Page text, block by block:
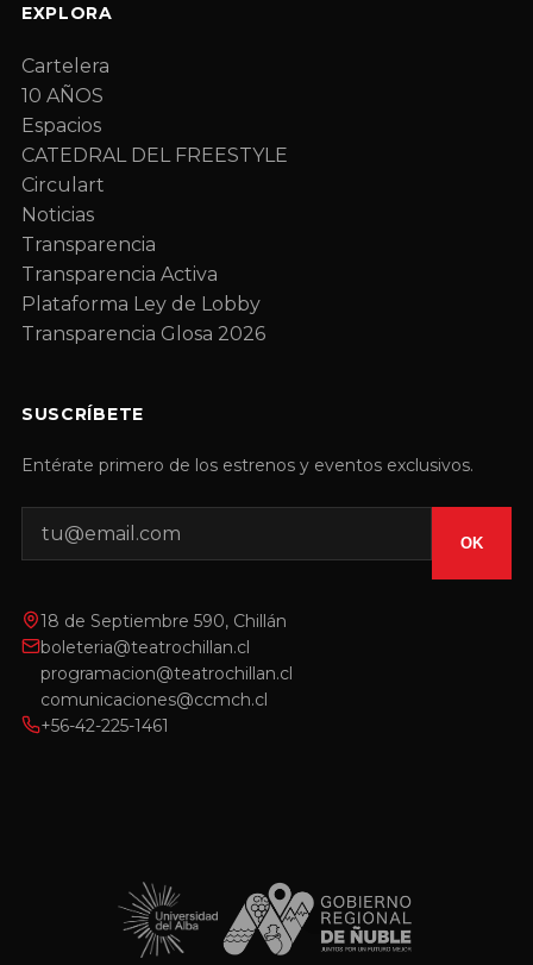
EXPLORA
Cartelera
10 AÑOS
Espacios
CATEDRAL DEL FREESTYLE
Circulart
Noticias
Transparencia
Transparencia Activa
Plataforma Ley de Lobby
Transparencia Glosa 2026
SUSCRÍBETE
Entérate primero de los estrenos y eventos exclusivos.
OK
18 de Septiembre 590, Chillán
boleteria@teatrochillan.cl
programacion@teatrochillan.cl
comunicaciones@ccmch.cl
+56-42-225-1461